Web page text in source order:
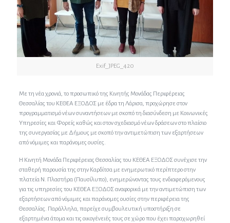
Exif_JPEG_420
Με τη νέα χρονιά, το προσωπικό της Κινητής Μονάδας Περιφέρειας
Θεσσαλίας του ΚΕΘΕΑ ΕΞΟΔΟΣ με έδρα τη Λάρισα, προχώρησε στον
προγραμματισμό νέων συναντήσεων με σκοπό τη διασύνδεση με Κοινωνικές
Υπηρεσίες και Φορείς καθώς και στον σχεδιασμό νέων δράσεων στο πλαίσιο
της συνεργασίας με Δήμους με σκοπό την αντιμετώπιση των εξαρτήσεων
από νόμιμες και παράνομες ουσίες.
Η Κινητή Μονάδα Περιφέρειας Θεσσαλίας του ΚΕΘΕΑ ΕΞΟΔΟΣ συνέχισε την
σταθερή παρουσία της στην Καρδίτσα με ενημερωτικό περίπτερο στην
πλατεία Ν. Πλαστήρα (Παυσίλυπο), ενημερώνοντας τους ενδιαφερόμενους
για τις υπηρεσίες του ΚΕΘΕΑ ΕΞΟΔΟΣ αναφορικά με την αντιμετώπιση των
εξαρτήσεων από νόμιμες και παράνομες ουσίες στην περιφέρεια της
Θεσσαλίας. Παράλληλα, παρείχε συμβουλευτική υποστήριξη σε
εξαρτημένα άτομα και τις οικογένειές τους σε χώρο που έχει παραχωρηθεί